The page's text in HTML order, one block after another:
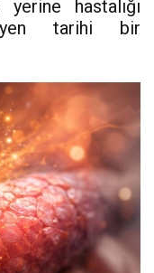
hastalığı
tarihi bir